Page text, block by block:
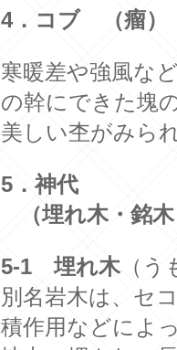
4．コブ （瘤）
寒暖差や強風な
の幹にできた塊
美しい杢がみら
5．神代
（埋れ木・銘
5-1 埋れ木（う
別名岩木は、セ
積作用などによ